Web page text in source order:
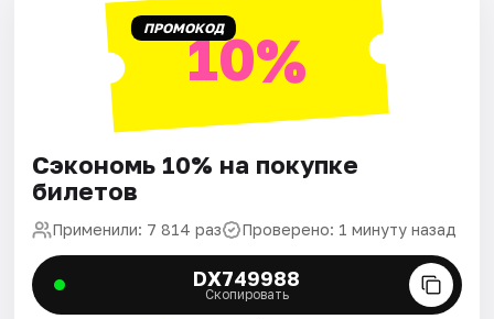
ПРОМОКОД10%
Сэкономь 10% на покупке
билетов
Применили: 7 814 раз Проверено: 1 минуту назад
DX749988
Скопировать